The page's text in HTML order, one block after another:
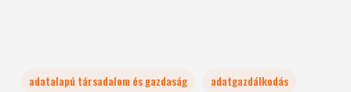
adatalapú társadalom és gazdaság
adatgazdálkodás